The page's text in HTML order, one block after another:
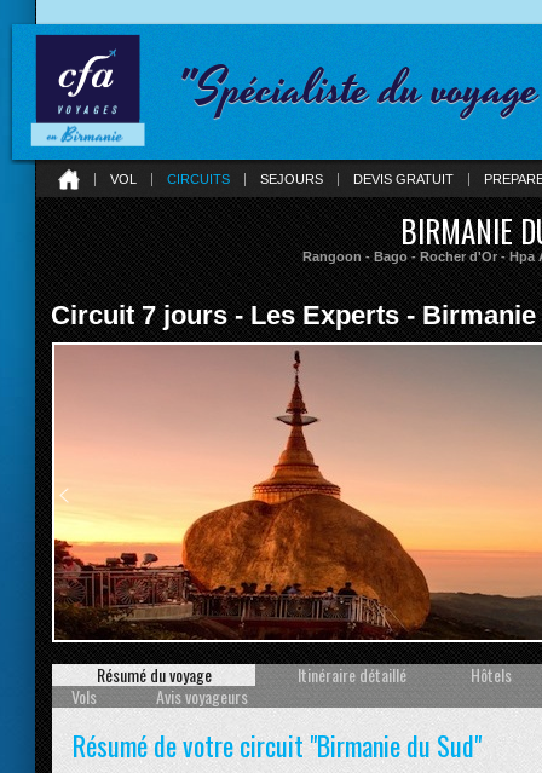
"Spécialiste du
VOL CIRCUITS SEJOURS DEVIS GRATUIT
BIRMANIE
Rangoon - Bago - Rocher d'Or - Hpa
Circuit 7 jours - Les Experts - Birmanie
Prev
Résumé du voyage Itinéraire détaillé
Hôtels
Vols
Avis voyageurs
Résumé de votre circuit "Birmanie du Sud"